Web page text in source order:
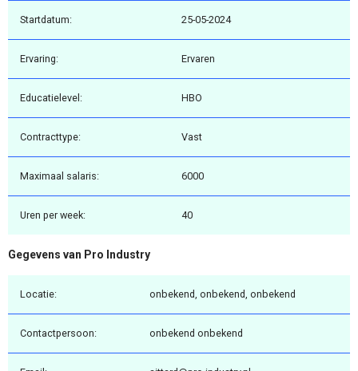
Startdatum: 25-05-2024
Ervaring: Ervaren
Educatielevel: HBO
Contracttype: Vast
Maximaal salaris: 6000
Uren per week: 40
Gegevens van Pro Industry
Locatie: onbekend, onbekend, onbekend
Contactpersoon: onbekend onbekend